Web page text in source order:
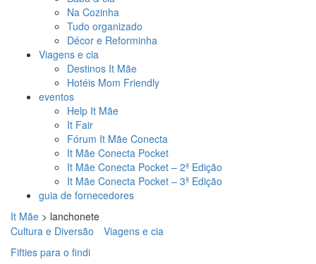
Na Cozinha
Tudo organizado
Décor e Reforminha
Viagens e cia
Destinos It Mãe
Hotéis Mom Friendly
eventos
Help It Mãe
It Fair
Fórum It Mãe Conecta
It Mãe Conecta Pocket
It Mãe Conecta Pocket – 2ª Edição
It Mãe Conecta Pocket – 3ª Edição
guia de fornecedores
It Mãe > lanchonete
Cultura e Diversão
Viagens e cia
Fifties para o findi